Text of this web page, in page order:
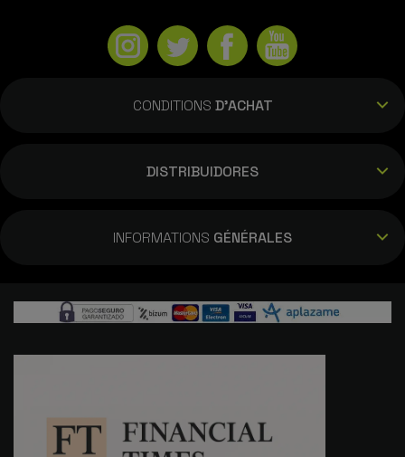
CONDITIONS D'ACHAT
DISTRIBUIDORES
INFORMATIONS GÉNÉRALES